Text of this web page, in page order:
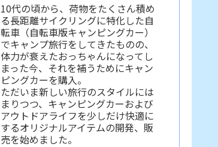
10代の頃から、荷物をたくさん積め
る長距離サイクリングに特化した自
転車（自転車版キャンピングカー）
でキャンプ旅行をしてきたものの、
体力が衰えたおっちゃんになってし
まった今、それを補うためにキャン
ピングカーを購入。
ただいま新しい旅行のスタイルには
まりつつ、キャンピングカーおよび
アウトドアライフを少しだけ快適に
するオリジナルアイテムの開発、販
売を始めました。